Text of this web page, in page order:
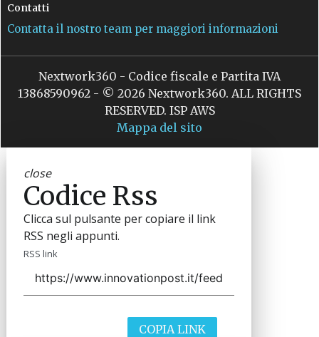
Contatti
Contatta il nostro team per maggiori informazioni
Nextwork360 - Codice fiscale e Partita IVA
13868590962 - © 2026 Nextwork360. ALL RIGHTS
RESERVED. ISP AWS
Mappa del sito
close
Codice Rss
Clicca sul pulsante per copiare il link
RSS negli appunti.
RSS link
COPIA LINK